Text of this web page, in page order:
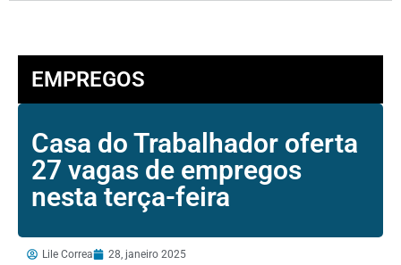
EMPREGOS
Casa do Trabalhador oferta
27 vagas de empregos
nesta terça-feira
Lile Correa 28, janeiro 2025